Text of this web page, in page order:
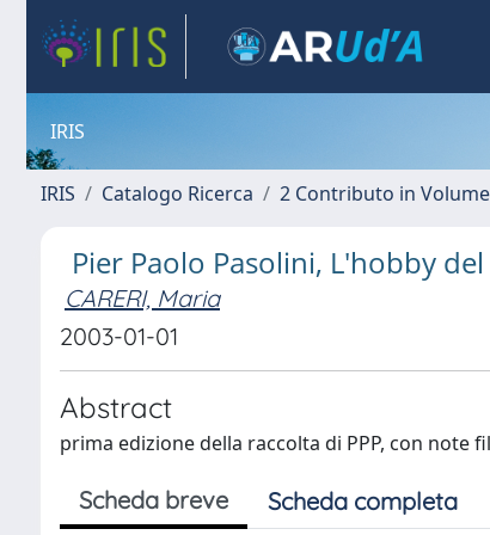
IRIS
IRIS Catalogo Ricerca 2 Contributo in Volume
Pier Paolo Pasolini, L'hobby
CARERI, Maria
2003-01-01
Abstract
prima edizione della raccolta di PPP, con note
Scheda breve Scheda completa